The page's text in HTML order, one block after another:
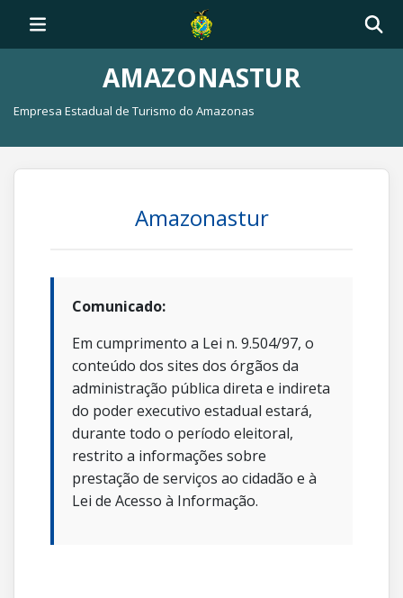
AMAZONASTUR
Empresa Estadual de Turismo do Amazonas
Amazonastur
Comunicado:
Em cumprimento a Lei n. 9.504/97, o
conteúdo dos sites dos órgãos da
administração pública direta e indireta
do poder executivo estadual estará,
durante todo o período eleitoral,
restrito a informações sobre
prestação de serviços ao cidadão e à
Lei de Acesso à Informação.